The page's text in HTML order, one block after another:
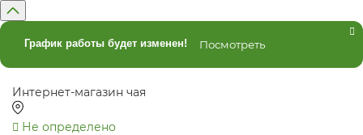
График работы будет изменен! Посмотреть
Интернет-магазин чая
Не определено